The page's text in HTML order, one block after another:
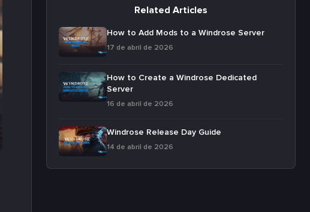
Related Articles
How to Add Mods to a Windrose Server
17 de abril de 2026
How to Create a Windrose Dedicated
Server
16 de abril de 2026
Windrose Release Day Guide
14 de abril de 2026